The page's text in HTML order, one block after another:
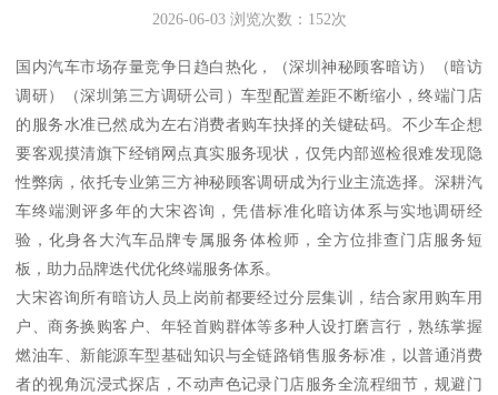
2026-06-03浏览次数： 152次
国内汽车市场存量竞争日趋白热化，（深圳神秘顾客暗访）（暗访
调研）（深圳第三方调研公司）车型配置差距不断缩小，终端门店
的服务水准已然成为左右消费者购车抉择的关键砝码。不少车企想
要客观摸清旗下经销网点真实服务现状，仅凭内部巡检很难发现隐
性弊病，依托专业第三方神秘顾客调研成为行业主流选择。深耕汽
车终端测评多年的大宋咨询，凭借标准化暗访体系与实地调研经
验，化身各大汽车品牌专属服务体检师，全方位排查门店服务短
板，助力品牌迭代优化终端服务体系。
大宋咨询所有暗访人员上岗前都要经过分层集训，结合家用购车用
户、商务换购客户、年轻首购群体等多种人设打磨言行，熟练掌握
燃油车、新能源车型基础知识与全链路销售服务标准，以普通消费
者的视角沉浸式探店，不动声色记录门店服务全流程细节，规避门